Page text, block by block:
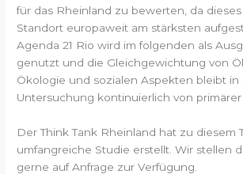
für das Rheinland zu bewerten, da
Standort europaweit am stärksten
Agenda 21 Rio wird im folgenden als
genutzt und die Gleichgewichtung von
Ökologie und sozialen Aspekten bleibt in
Untersuchung kontinuierlich von
Der Think Tank Rheinland hat zu diesem
umfangreiche Studie erstellt. Wir stellen
gerne auf Anfrage zur Verfügung.